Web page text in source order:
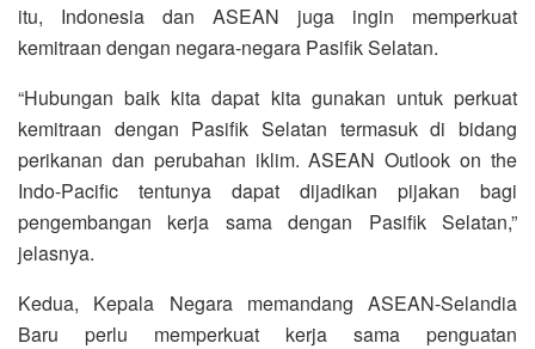
itu, Indonesia dan ASEAN juga ingin memperkuat
kemitraan dengan negara-negara Pasifik Selatan.
“Hubungan baik kita dapat kita gunakan untuk perkuat
kemitraan dengan Pasifik Selatan termasuk di bidang
perikanan dan perubahan iklim. ASEAN Outlook on the
Indo-Pacific tentunya dapat dijadikan pijakan bagi
pengembangan kerja sama dengan Pasifik Selatan,”
jelasnya.
Kedua, Kepala Negara memandang ASEAN-Selandia
Baru perlu memperkuat kerja sama penguatan